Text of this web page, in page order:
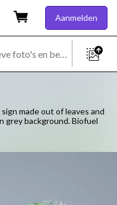
Aanmelden
made out of leaves and
grey background. Biofuel